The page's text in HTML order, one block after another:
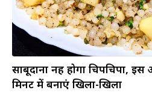
साबूदाना नहीं होगा चिपचिपा,
मिनट में बनाएं खिला-खिला